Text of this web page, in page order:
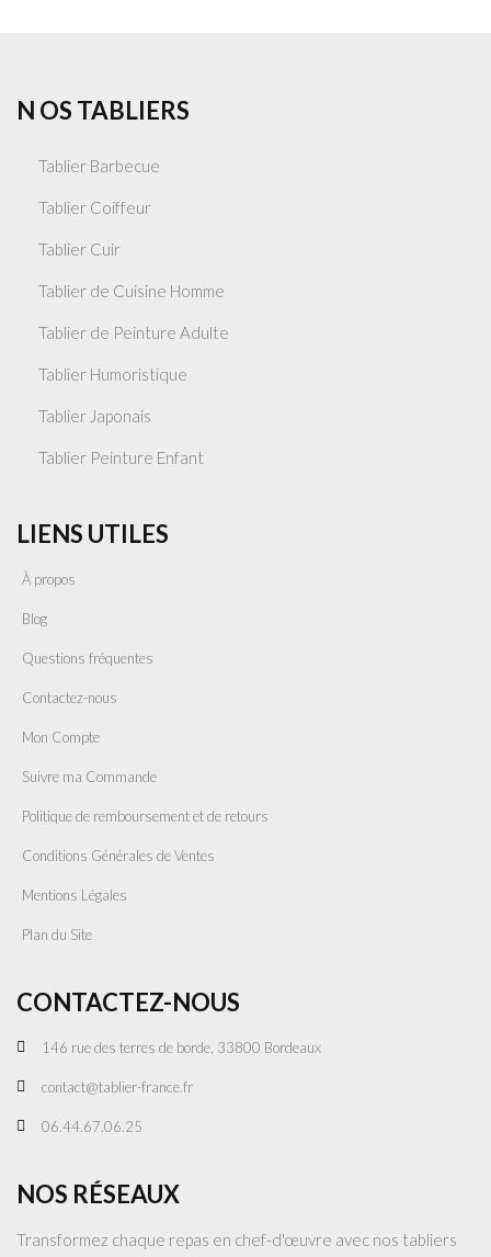
N OS TABLIERS
Tablier Barbecue
Tablier Coiffeur
Tablier Cuir
Tablier de Cuisine Homme
Tablier de Peinture Adulte
Tablier Humoristique
Tablier Japonais
Tablier Peinture Enfant
LIENS UTILES
À propos
Blog
Questions fréquentes
Contactez-nous
Mon Compte
Suivre ma Commande
Politique de remboursement et de retours
Conditions Générales de Ventes
Mentions Légales
Plan du Site
CONTACTEZ-NOUS
146 rue des terres de borde, 33800 Bordeaux
contact@tablier-france.fr
06.44.67.06.25
NOS RÉSEAUX
Transformez chaque repas en chef-d'œuvre avec nos tabliers